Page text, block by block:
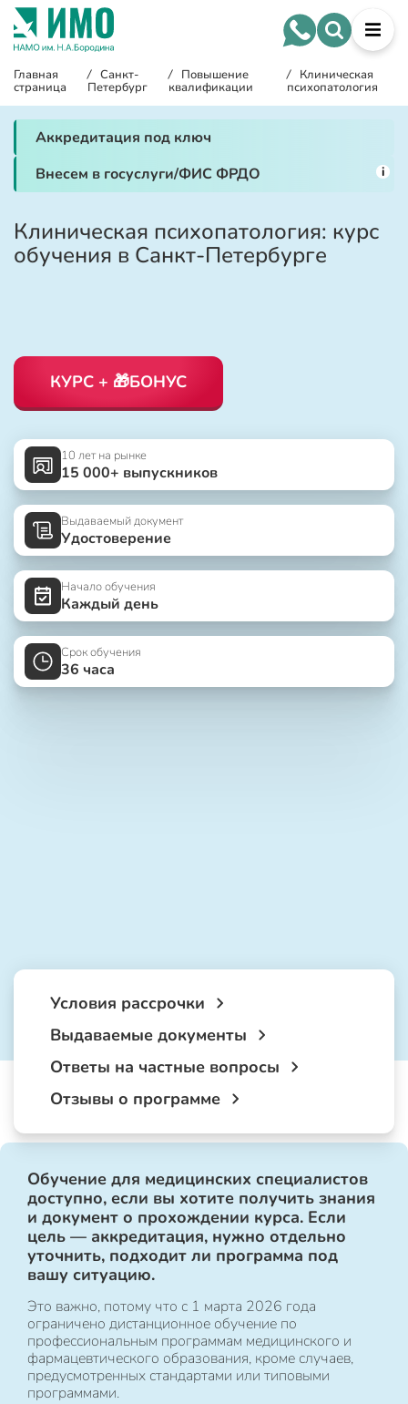
Главная
страница
/ Санкт-
Петербург
/ Повышение
квалификации
/ Клиническая
психопатология
Аккредитация под ключ
Внесем в госуслуги/ФИС ФРДО
i
Клиническая психопатология: курс
обучения в Санкт-Петербурге
КУРС + 🎁БОНУС
10 лет на рынке
15 000+ выпускников
Выдаваемый документ
Удостоверение
Начало обучения
Каждый день
Срок обучения
36 часа
Условия рассрочки
Выдаваемые документы
Ответы на частные вопросы
Отзывы о программе
Обучение для медицинских специалистов
доступно, если вы хотите получить знания
и документ о прохождении курса. Если
цель — аккредитация, нужно отдельно
уточнить, подходит ли программа под
вашу ситуацию.
Это важно, потому что с 1 марта 2026 года
ограничено дистанционное обучение по
профессиональным программам медицинского и
фармацевтического образования, кроме случаев,
предусмотренных стандартами или типовыми
программами.